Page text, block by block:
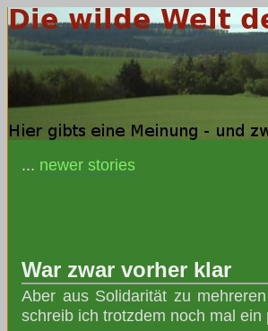
... newer stories
War zwar vorher klar
Aber aus Solidarität zu
schreib ich trotzdem noch mal ein